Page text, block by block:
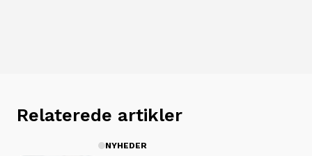
Relaterede artikler
NYHEDER